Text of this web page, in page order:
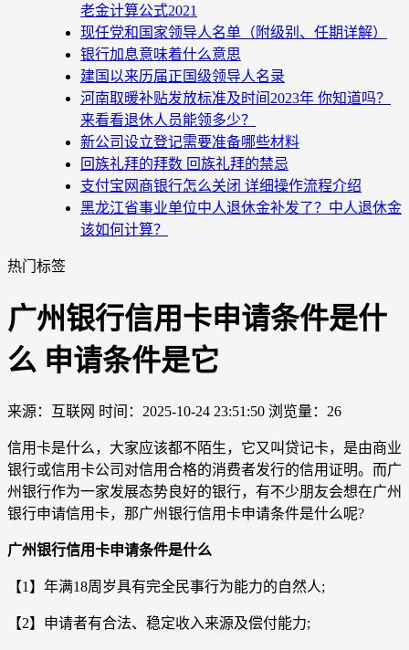
老金计算公式2021
现任党和国家领导人名单（附级别、任期详解）
银行加息意味着什么意思
建国以来历届正国级领导人名录
河南取暖补贴发放标准及时间2023年 你知道吗？
来看看退休人员能领多少？
新公司设立登记需要准备哪些材料
回族礼拜的拜数 回族礼拜的禁忌
支付宝网商银行怎么关闭 详细操作流程介绍
黑龙江省事业单位中人退休金补发了？中人退休金
该如何计算？
热门标签
广州银行信用卡申请条件是什
么 申请条件是它
来源：互联网 时间：2025-10-24 23:51:50 浏览量：26
信用卡是什么，大家应该都不陌生，它又叫贷记卡，是由商业
银行或信用卡公司对信用合格的消费者发行的信用证明。而广
州银行作为一家发展态势良好的银行，有不少朋友会想在广州
银行申请信用卡，那广州银行信用卡申请条件是什么呢?
广州银行信用卡申请条件是什么
【1】年满18周岁具有完全民事行为能力的自然人;
【2】申请者有合法、稳定收入来源及偿付能力;